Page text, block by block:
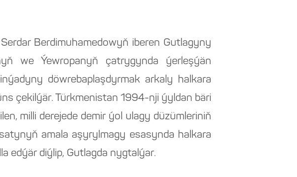
Berdimuhamedowyň iberen Gutlagyny
we Ýewropanyň çatrygynda ýerleşýän
döwrebaplaşdyrmak arkaly halkara
çekilýär. Türkmenistan 1994-nji ýyldan bäri
milli derejede demir ýol ulagy düzümleriniň
amala aşyrylmagy esasynda halkara
edýär diýlip, Gutlagda nygtalýar.